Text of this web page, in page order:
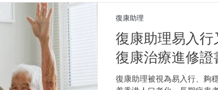
復康助理易入
復康治療進修
復康助理被視為易入行、夠
復康助理